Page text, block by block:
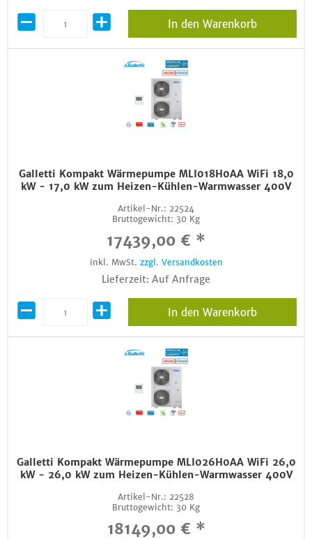
In den Warenkorb
Galletti Kompakt Wärmepumpe MLI018H0AA WiFi 18,0
kW - 17,0 kW zum Heizen-Kühlen-Warmwasser 400V
Artikel-Nr.: 22524
Bruttogewicht: 30 Kg
17439,00 € *
inkl. MwSt. zzgl. Versandkosten
Lieferzeit: Auf Anfrage
In den Warenkorb
Galletti Kompakt Wärmepumpe MLI026H0AA WiFi 26,0
kW - 26,0 kW zum Heizen-Kühlen-Warmwasser 400V
Artikel-Nr.: 22528
Bruttogewicht: 30 Kg
18149,00 € *